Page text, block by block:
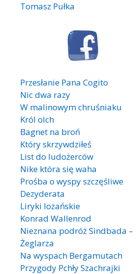
Tomasz Pułka
Przesłanie Pana Cogito
Nic dwa razy
W malinowym chruśniaku
Król olch
Bagnet na broń
Który skrzywdziłeś
List do ludożerców
Nike która się waha
Prośba o wyspy szczęśliwe
Dezyderata
Liryki lozańskie
Konrad Wallenrod
Nieznana podróż Sindbada –
Żeglarza
Na wyspach Bergamutach
Przygody Pchły Szachrajki